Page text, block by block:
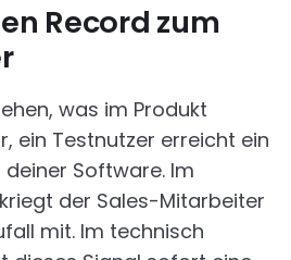
Record zum
was im Produkt
ein Testnutzer erreicht ein
Software. Im
der Sales-Mitarbeiter
mit. Im technisch